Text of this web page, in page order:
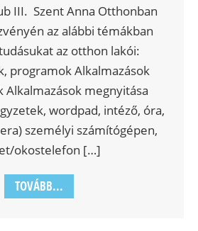
III. Szent Anna Otthonban
az alábbi témákban
az otthon lakói:
programok Alkalmazások
Alkalmazások megnyitása
wordpad, intéző, óra,
személyi számítógépen,
okostelefon […]
TOVÁBB...